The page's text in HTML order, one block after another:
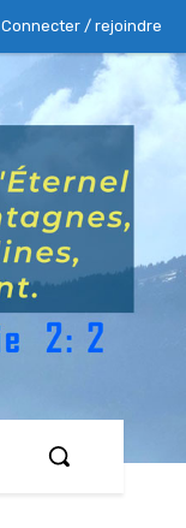
Connecter / rejoindre